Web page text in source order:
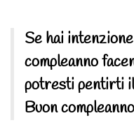
Se hai
compleanno
potresti pentirti il
Buon